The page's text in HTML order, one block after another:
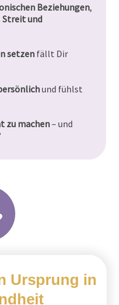
Beziehungen,
Streit und
setzen fällt Dir
und fühlst
zu machen– und
Ursprung in